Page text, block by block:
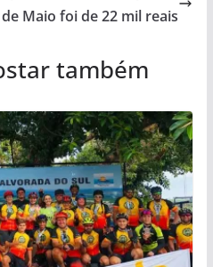
Maio foi de 22 mil reais
também